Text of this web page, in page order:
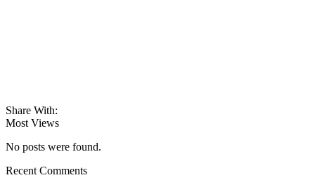
Share With:
Most Views
No posts were found.
Recent Comments